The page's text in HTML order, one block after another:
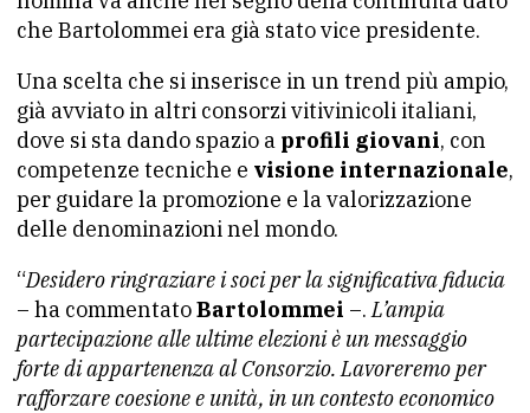
che Bartolommei era già stato vice presidente.
Una scelta che si inserisce in un trend più ampio,
già avviato in altri consorzi vitivinicoli italiani,
dove si sta dando spazio a profili giovani, con
competenze tecniche e visione internazionale,
per guidare la promozione e la valorizzazione
delle denominazioni nel mondo.
“Desidero ringraziare i soci per la significativa fiducia
– ha commentatoBartolommei –.L’ampia
partecipazione alle ultime elezioni è un messaggio
forte di appartenenza al Consorzio. Lavoreremo per
rafforzare coesione e unità, in un contesto economico